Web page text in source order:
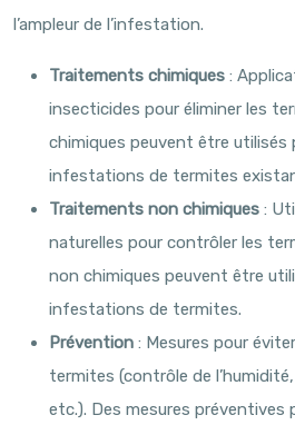
l’ampleur de l’infestation.
Traitements chimiques :
insecticides pour éliminer les
chimiques peuvent être utilisés
infestations de termites
Traitements non chimiques :
naturelles pour contrôler les
non chimiques peuvent être
infestations de termites.
Prévention : Mesures pour
termites (contrôle de
etc.). Des mesures préventives